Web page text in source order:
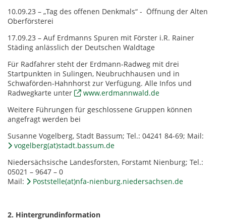
10.09.23 – „Tag des offenen Denkmals“ - Öffnung der Alten
Oberförsterei
17.09.23 – Auf Erdmanns Spuren mit Förster i.R. Rainer
Städing anlässlich der Deutschen Waldtage
Für Radfahrer steht der Erdmann-Radweg mit drei
Startpunkten in Sulingen, Neubruchhausen und in
Schwaförden-Hahnhorst zur Verfügung. Alle Infos und
Radwegkarte unter
www.erdmannwald.de
Weitere Führungen für geschlossene Gruppen können
angefragt werden bei
Susanne Vogelberg, Stadt Bassum; Tel.: 04241 84-69; Mail:
vogelberg(at)stadt.bassum.de
Niedersächsische Landesforsten, Forstamt Nienburg; Tel.:
05021 – 9647 – 0
Mail:
Poststelle(at)nfa-nienburg.niedersachsen.de
2. Hintergrundinformation